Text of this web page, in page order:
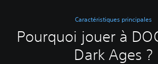
Caractéristiques principales
Pourquoi jouer à
Dark Ages ?